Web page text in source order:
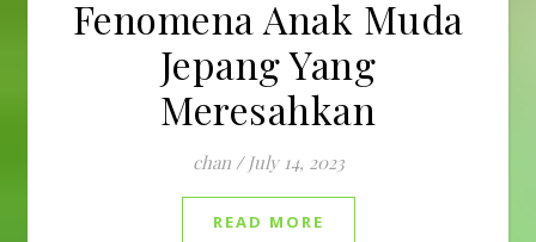
Fenomena Anak Muda
Jepang Yang
Meresahkan
chan / July 14, 2023
READ MORE